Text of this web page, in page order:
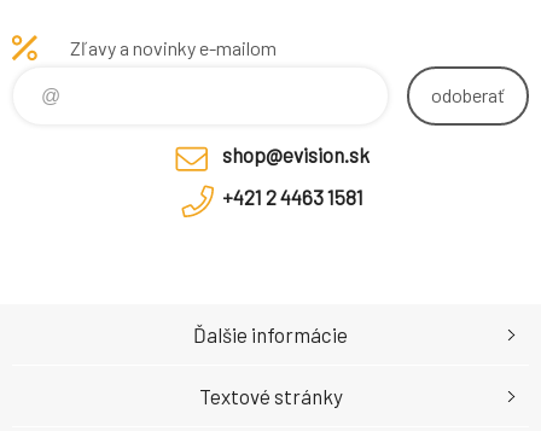
Zľavy a novinky e-mailom
odoberať
shop@evision.sk
+421 2 4463 1581
Ďalšie informácie
Textové stránky